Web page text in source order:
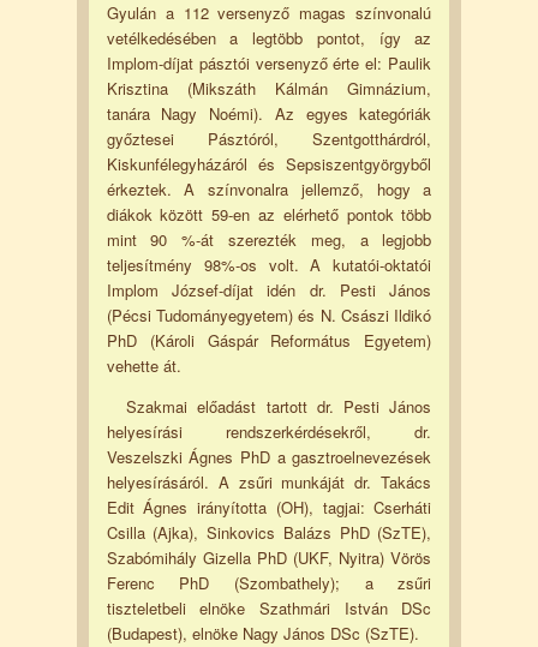
Gyulán a 112 versenyző magas színvonalú
vetélkedésében a legtöbb pontot, így az
Implom-díjat pásztói versenyző érte el: Paulik
Krisztina (Mikszáth Kálmán Gimnázium,
tanára Nagy Noémi). Az egyes kategóriák
győztesei Pásztóról, Szentgotthárdról,
Kiskunfélegyházáról és Sepsiszentgyörgyből
érkeztek. A színvonalra jellemző, hogy a
diákok között 59-en az elérhető pontok több
mint 90 %-át szerezték meg, a legjobb
teljesítmény 98%-os volt. A kutatói-oktatói
Implom József-díjat idén dr. Pesti János
(Pécsi Tudományegyetem) és N. Császi Ildikó
PhD (Károli Gáspár Református Egyetem)
vehette át.
Szakmai előadást tartott dr. Pesti János
helyesírási rendszerkérdésekről, dr.
Veszelszki Ágnes PhD a gasztroelnevezések
helyesírásáról. A zsűri munkáját dr. Takács
Edit Ágnes irányította (OH), tagjai: Cserháti
Csilla (Ajka), Sinkovics Balázs PhD (SzTE),
Szabómihály Gizella PhD (UKF, Nyitra) Vörös
Ferenc PhD (Szombathely); a zsűri
tiszteletbeli elnöke Szathmári István DSc
(Budapest), elnöke Nagy János DSc (SzTE).